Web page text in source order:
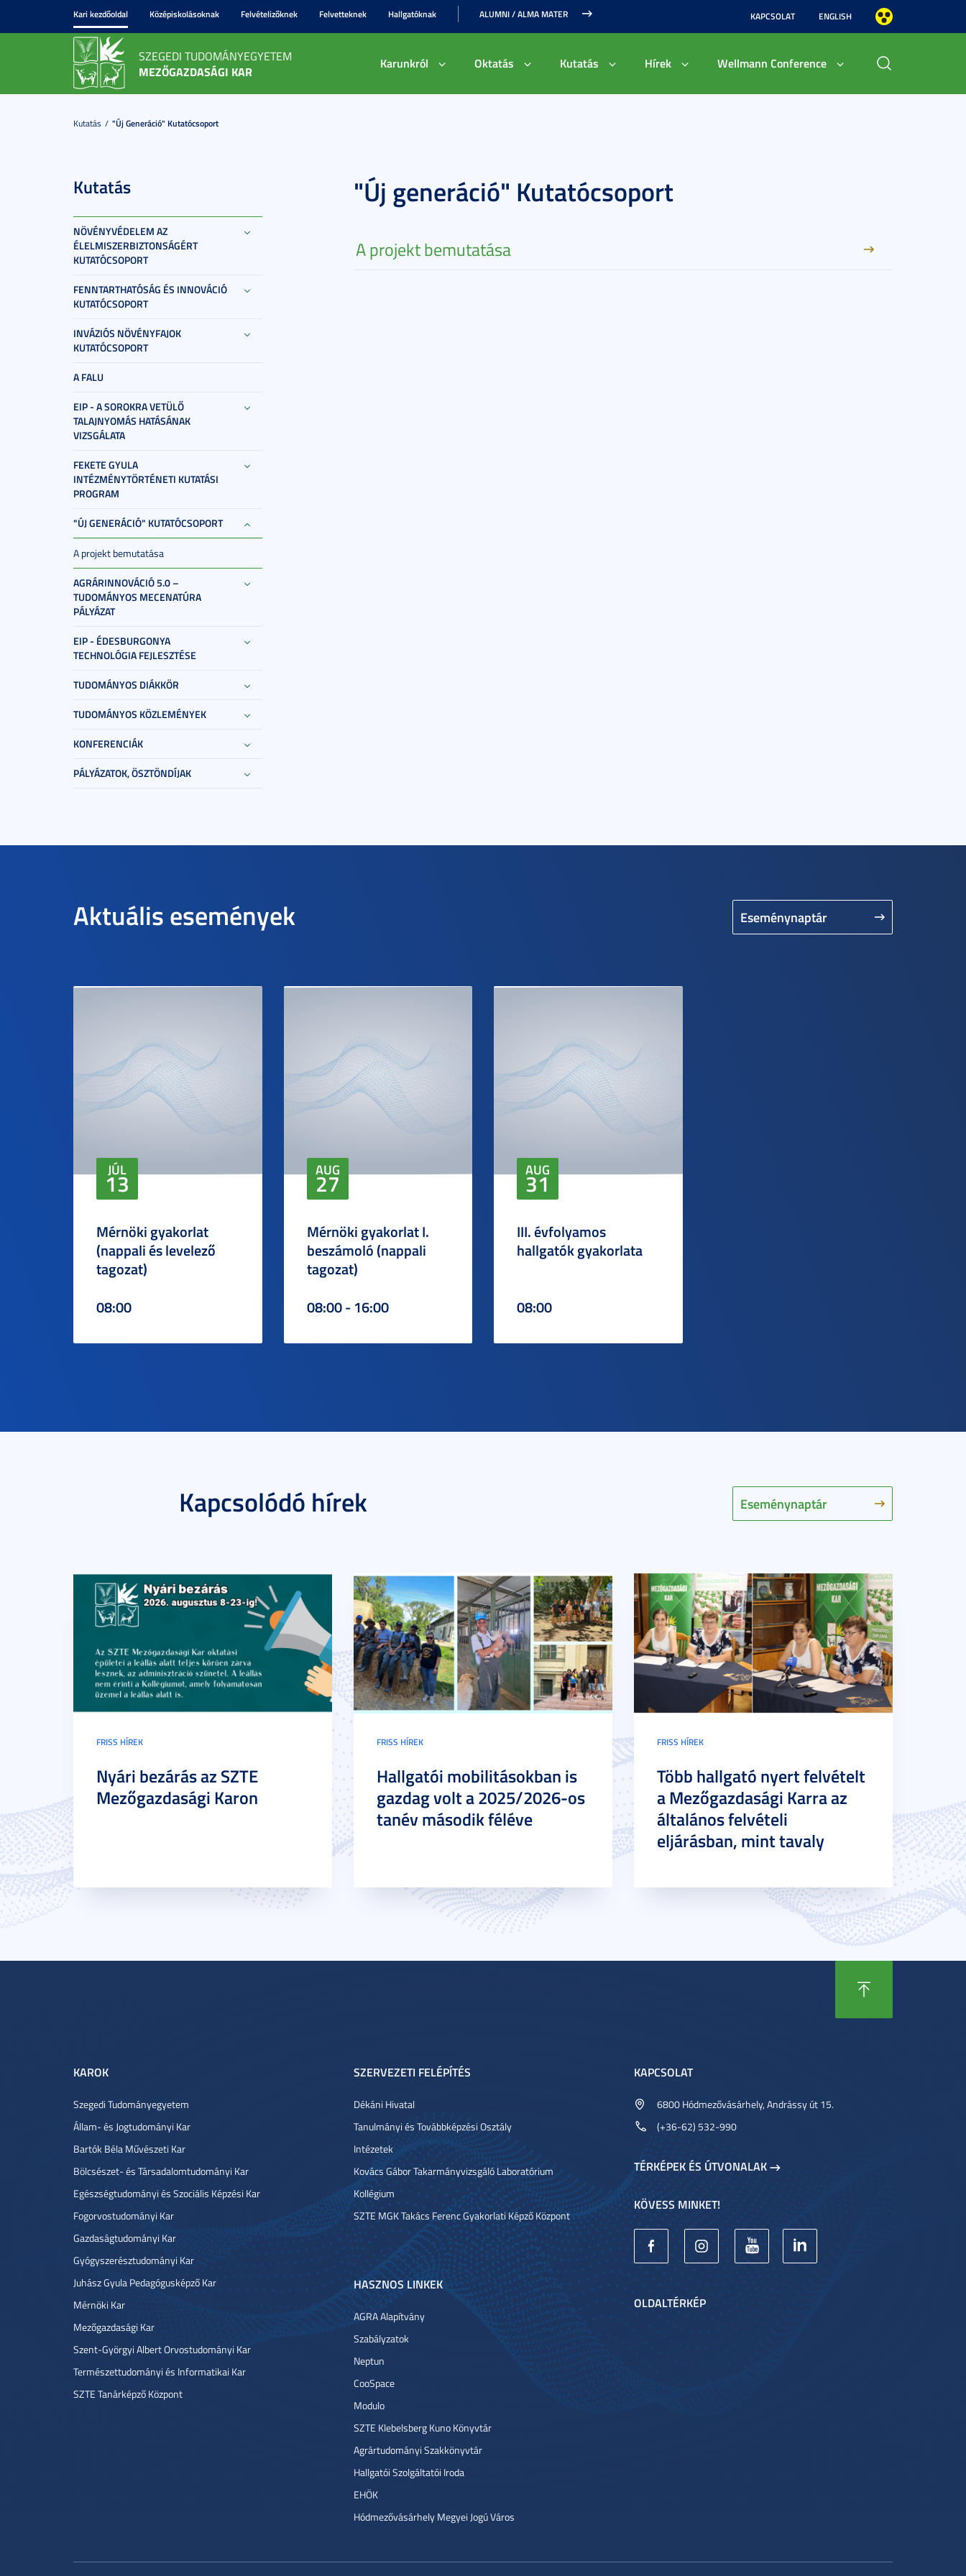
Kari kezdőoldal Középiskolásoknak Felvételizőknek Felvetteknek Hallgatóknak ALUMNI / ALMA MATER KAPCSOLAT ENGLISH
SZEGEDI TUDOMÁNYEGYETEM
MEZŐGAZDASÁGI KAR Karunkról Oktatás Kutatás Hírek Wellmann Conference
Kutatás "Új Generáció" Kutatócsoport
Kutatás
NÖVÉNYVÉDELEM AZ
ÉLELMISZERBIZTONSÁGÉRT
KUTATÓCSOPORT
FENNTARTHATÓSÁG ÉS INNOVÁCIÓ
KUTATÓCSOPORT
INVÁZIÓS NÖVÉNYFAJOK
KUTATÓCSOPORT
A FALU
EIP - A SOROKRA VETÜLŐ
TALAJNYOMÁS HATÁSÁNAK
VIZSGÁLATA
FEKETE GYULA
INTÉZMÉNYTÖRTÉNETI KUTATÁSI
PROGRAM
"ÚJ GENERÁCIÓ" KUTATÓCSOPORT
A projekt bemutatása
AGRÁRINNOVÁCIÓ 5.0 –
TUDOMÁNYOS MECENATÚRA
PÁLYÁZAT
EIP - ÉDESBURGONYA
TECHNOLÓGIA FEJLESZTÉSE
TUDOMÁNYOS DIÁKKÖR
TUDOMÁNYOS KÖZLEMÉNYEK
KONFERENCIÁK
PÁLYÁZATOK, ÖSZTÖNDÍJAK
"Új generáció" Kutatócsoport
A projekt bemutatása
Aktuális események Eseménynaptár
JÚL
13
Mérnöki gyakorlat
(nappali és levelező
tagozat)
08:00
AUG
27
Mérnöki gyakorlat I.
beszámoló (nappali
tagozat)
08:00 - 16:00
AUG
31
III. évfolyamos
hallgatók gyakorlata
08:00
Kapcsolódó hírek Eseménynaptár
FRISS HÍREK
Nyári bezárás az SZTE
Mezőgazdasági Karon
FRISS HÍREK
Hallgatói mobilitásokban is
gazdag volt a 2025/2026-os
tanév második féléve
FRISS HÍREK
Több hallgató nyert felvételt
a Mezőgazdasági Karra az
általános felvételi
eljárásban, mint tavaly
KAROK
Szegedi Tudományegyetem
Állam- és Jogtudományi Kar
Bartók Béla Művészeti Kar
Bölcsészet- és Társadalomtudományi Kar
Egészségtudományi és Szociális Képzési Kar
Fogorvostudományi Kar
Gazdaságtudományi Kar
Gyógyszerésztudományi Kar
Juhász Gyula Pedagógusképző Kar
Mérnöki Kar
Mezőgazdasági Kar
Szent-Györgyi Albert Orvostudományi Kar
Természettudományi és Informatikai Kar
SZTE Tanárképző Központ
SZERVEZETI FELÉPÍTÉS
Dékáni Hivatal
Tanulmányi és Továbbképzési Osztály
Intézetek
Kovács Gábor Takarmányvizsgáló Laboratórium
Kollégium
SZTE MGK Takács Ferenc Gyakorlati Képző Központ
HASZNOS LINKEK
AGRA Alapítvány
Szabályzatok
Neptun
CooSpace
Modulo
SZTE Klebelsberg Kuno Könyvtár
Agrártudományi Szakkönyvtár
Hallgatói Szolgáltatói Iroda
EHÖK
Hódmezővásárhely Megyei Jogú Város
KAPCSOLAT
6800 Hódmezővásárhely, Andrássy út 15.
(+36-62) 532-990
TÉRKÉPEK ÉS ÚTVONALAK
KÖVESS MINKET!
OLDALTÉRKÉP